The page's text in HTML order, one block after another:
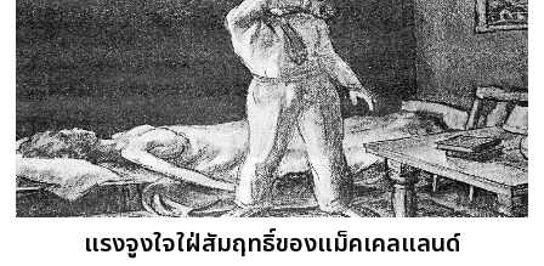
แรงจูงใจใฝ่สัมฤทธิ์ของแม็คเคลแลนด์